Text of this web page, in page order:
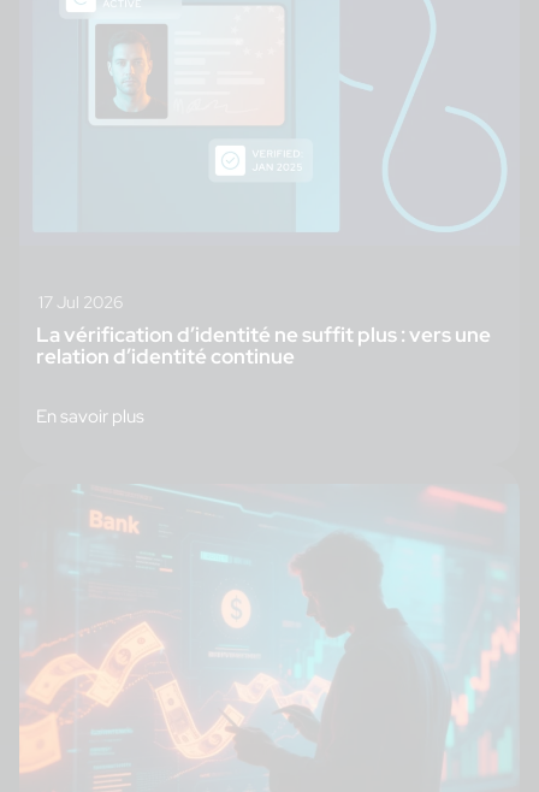
17 Jul 2026
La vérification d’identité ne suffit plus : vers une
relation d’identité continue
En savoir plus